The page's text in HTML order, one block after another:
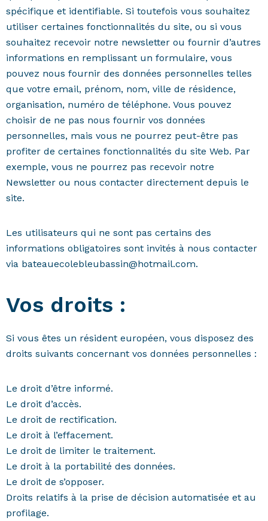
spécifique et identifiable. Si toutefois vous souhaitez
utiliser certaines fonctionnalités du site, ou si vous
souhaitez recevoir notre newsletter ou fournir d’autres
informations en remplissant un formulaire, vous
pouvez nous fournir des données personnelles telles
que votre email, prénom, nom, ville de résidence,
organisation, numéro de téléphone. Vous pouvez
choisir de ne pas nous fournir vos données
personnelles, mais vous ne pourrez peut-être pas
profiter de certaines fonctionnalités du site Web. Par
exemple, vous ne pourrez pas recevoir notre
Newsletter ou nous contacter directement depuis le
site.
Les utilisateurs qui ne sont pas certains des
informations obligatoires sont invités à nous contacter
via bateauecolebleubassin@hotmail.com.
Vos droits :
Si vous êtes un résident européen, vous disposez des
droits suivants concernant vos données personnelles :
Le droit d’être informé.
Le droit d’accès.
Le droit de rectification.
Le droit à l’effacement.
Le droit de limiter le traitement.
Le droit à la portabilité des données.
Le droit de s’opposer.
Droits relatifs à la prise de décision automatisée et au
profilage.